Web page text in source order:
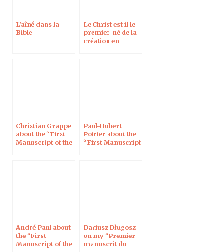
L’aîné dans la
Bible
Le Christ est-il le
premier-né de la
création en
Christian Grappe
about the “First
Manuscript of the
Paul-Hubert
Poirier about the
“First Manuscript
André Paul about
the “First
Manuscript of the
Dariusz Długosz
on my “Premier
manuscrit du